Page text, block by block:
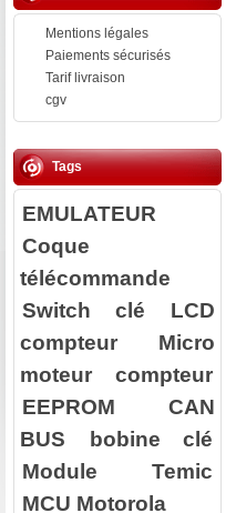
Mentions légales
Paiements sécurisés
Tarif livraison
cgv
Tags
EMULATEUR
Coque
télécommande
Switch clé
LCD
compteur
Micro
moteur compteur
EEPROM
CAN
BUS
bobine clé
Module Temic
MCU Motorola